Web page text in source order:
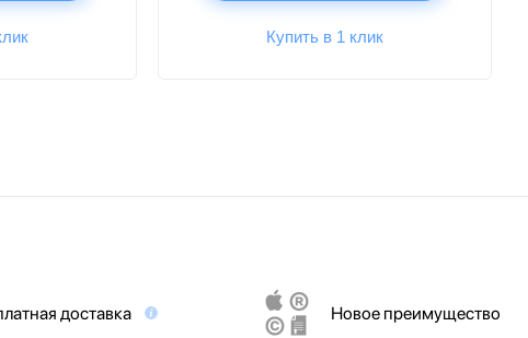
Купить в 1 клик
доставка Новое преимущество